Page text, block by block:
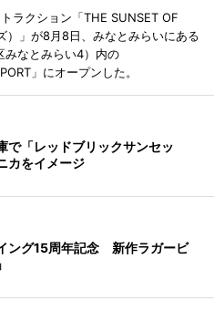
ラクション「THE SUNSET OF
）」が8月8日、みなとみらいにある
みなとみらい4）内の
」にオープンした。
で「レッドブリックサンセッ
カをイメージ
ング15周年記念 新作ラガービ